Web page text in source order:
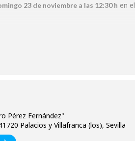
23 de noviembre a las 12:30 h en el
Pérez Fernández"
Palacios y Villafranca (los), Sevilla